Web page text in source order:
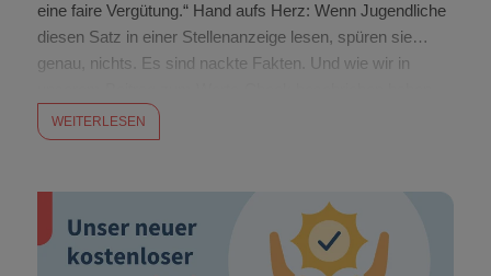
eine faire Vergütung.“ Hand aufs Herz: Wenn Jugendliche
diesen Satz in einer Stellenanzeige lesen, spüren sie…
genau, nichts. Es sind nackte Fakten. Und wie wir in
performen Anzeigen, die Emotionen widerspiegeln, um 30
% besser. Die Frage ist also: Wie verwandeln […]
WEITERLESEN